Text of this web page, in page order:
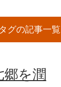
グの記事一覧
郷を潤